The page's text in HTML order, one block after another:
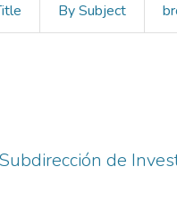
By Subject
Subdirección de